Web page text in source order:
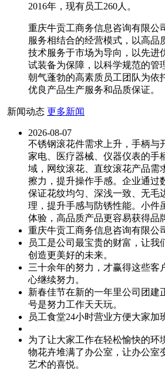
2016年，现有员工260人。
重庆牛贡工商务信息咨询有限公
服务相结合的经营模式，以高品
技术服务于市场为导向，以先进
试装备为保障，以科学规范的管
朝气蓬勃的高素质员工团队为依
优良产品生产服务和品质保证。
新闻动态 更多新闻
2026-08-07
不锈钢滚花件需求上升，手柄与
家电、医疗器械、仪器仪表的手
域，网纹滚花、直纹滚花产品需
擦力，提升操作手感。企业通过
保证花纹均匀、深浅一致、无毛
理，提升手感与防锈性能。小件
体验，高品质产品更容易获得品
重庆牛贡工商务信息咨询有限公
员工是公司最宝贵的财富，让我
创造更美好的未来。
三十余年的努力，才赢得这些客
心继续努力。
新春佳节在新的一年里公司团建
号是努力工作天天玩。
员工食堂24小时营业方便大家加
为了让大家工作在轻松愉快的环
物花卉堆满了办公室，让办公室
艺术的喜悦。